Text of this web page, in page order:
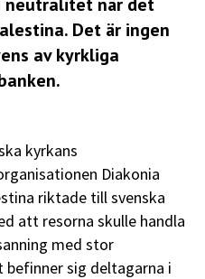
Det är ingen
av kyrkliga
kyrkans
Diakonia
riktade till svenska
att resorna skulle handla
med stor
sig deltagarna i